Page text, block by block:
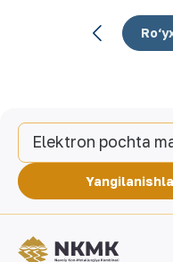
Elektron pochta